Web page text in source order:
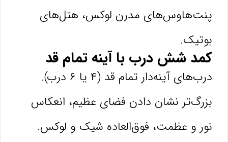
پنت‌هاوس‌های مدرن لوکس، هتل‌های
بوتیک.
کمد شش درب با آینه تمام قد
درب‌های آینه‌دار تمام قد (۴ یا ۶ درب).
بزرگ‌تر نشان دادن فضای عظیم، انعکاس
نور و عظمت، فوق‌العاده شیک و لوکس.